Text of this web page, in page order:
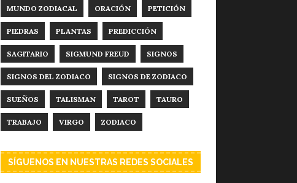
MUNDO ZODIACAL ORACIÓN PETICIÓN
PIEDRAS PLANTAS PREDICCIÓN
SAGITARIO SIGMUND FREUD SIGNOS
SIGNOS DEL ZODIACO SIGNOS DE ZODIACO
SUEÑOS TALISMAN TAROT TAURO
TRABAJO VIRGO ZODIACO
SÍGUENOS EN NUESTRAS REDES SOCIALES